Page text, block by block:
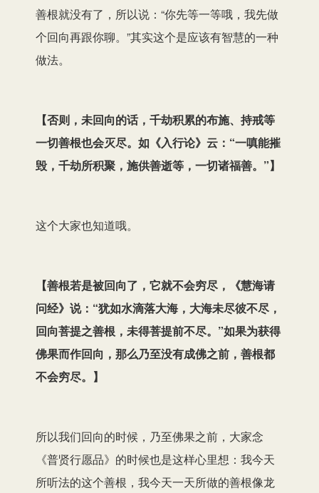
善根就没有了，所以说：“你先等一等哦，我先做
个回向再跟你聊。”其实这个是应该有智慧的一种
做法。
【否则，未回向的话，千劫积累的布施、持戒等
一切善根也会灭尽。如《入行论》云：“一嗔能摧
毁，千劫所积聚，施供善逝等，一切诸福善。”】
这个大家也知道哦。
【善根若是被回向了，它就不会穷尽，《慧海请
问经》说：“犹如水滴落大海，大海未尽彼不尽，
回向菩提之善根，未得菩提前不尽。”如果为获得
佛果而作回向，那么乃至没有成佛之前，善根都
不会穷尽。 】
所以我们回向的时候，乃至佛果之前，大家念
《普贤行愿品》的时候也是这样心里想：我今天
所听法的这个善根，我今天一天所做的善根像龙